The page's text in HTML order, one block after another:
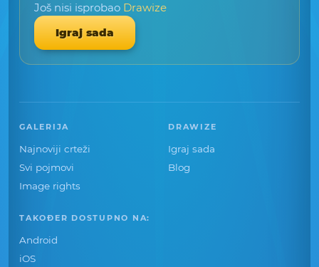
Još nisi isprobao Drawize
Igraj sada
GALERIJA
Najnoviji crteži
Svi pojmovi
Image rights
DRAWIZE
Igraj sada
Blog
TAKOĐER DOSTUPNO NA:
Android
iOS